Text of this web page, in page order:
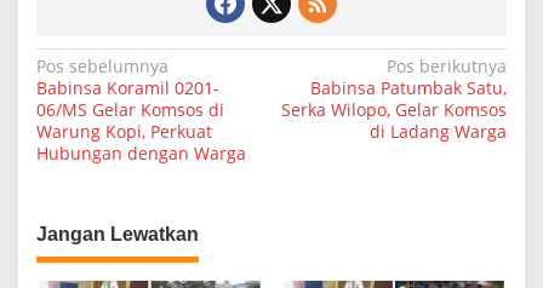
N
a
v
a
s
Pos sebelumnya
Babinsa Koramil 0201-
06/MS Gelar Komsos di
Warung Kopi, Perkuat
Hubungan dengan Warga
Pos berikutnya
Babinsa Patumbak Satu,
Serka Wilopo, Gelar Komsos
di Ladang Warga
Jangan Lewatkan